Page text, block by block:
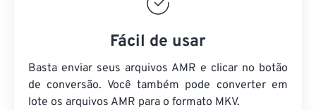
Fácil de usar
Basta enviar seus arquivos AMR e clicar no botão
de conversão. Você também pode converter em
lote os arquivos AMR para o formato MKV.